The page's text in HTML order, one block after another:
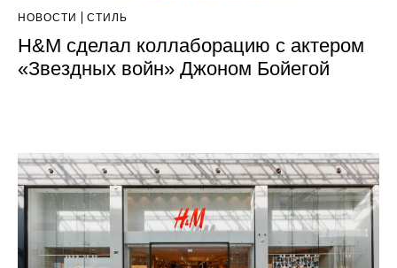
НОВОСТИ СТИЛЬ
H&M сделал коллаборацию с актером
«Звездных войн» Джоном Бойегой